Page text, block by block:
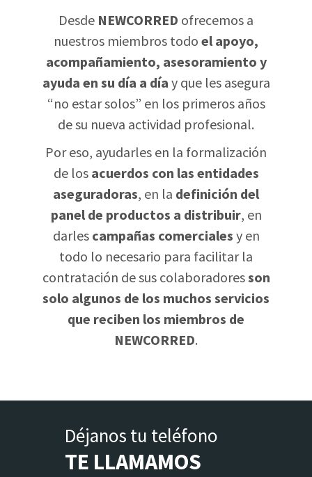
Desde NEWCORRED ofrecemos a
nuestros miembros todo el apoyo,
acompañamiento, asesoramiento y
ayuda en su día a día y que les asegura
“no estar solos” en los primeros años
de su nueva actividad profesional.
Por eso, ayudarles en la formalización
de los acuerdos con las entidades
aseguradoras, en la definición del
panel de productos a distribuir, en
darles campañas comerciales y en
todo lo necesario para facilitar la
contratación de sus colaboradoresson
solo algunos de los muchos servicios
que reciben los miembros de
NEWCORRED.
Déjanos tu teléfono
TE LLAMAMOS